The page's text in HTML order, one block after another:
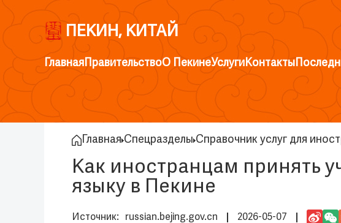
ПЕКИН, КИТАЙ
ГлавнаяПравительствоО ПекинеУслугиКонтакты
Главная Спецразделы Справочник услуг для
Как иностранцам принять
языку в Пекине
russian.bejing.gov.cn 2026-05-07